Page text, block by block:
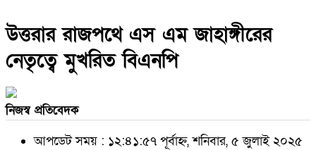
উত্তরার রাজপথে এস এম জাহাঙ্গীরের
নেতৃত্বে মুখরিত বিএনপি
নিজস্ব প্রতিবেদক
আপডেট সময় : ১২:৪১:৫৭ পূর্বাহ্ন, শনিবার, ৫ জুলাই ২০২৫